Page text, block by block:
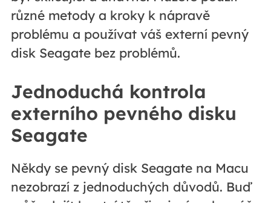
různé metody a kroky k nápravě
problému a používat váš externí pevný
disk Seagate bez problémů.
Jednoduchá kontrola
externího pevného disku
Seagate
Někdy se pevný disk Seagate na Macu
nezobrazí z jednoduchých důvodů. Buď